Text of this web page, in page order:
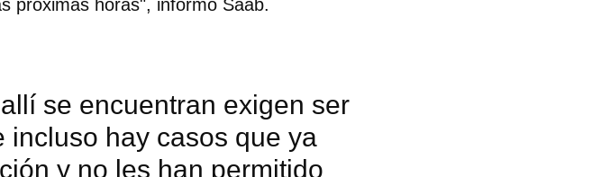
próximas horas", informó Saab.
se encuentran exigen ser
incluso hay casos que ya
y no les han permitido